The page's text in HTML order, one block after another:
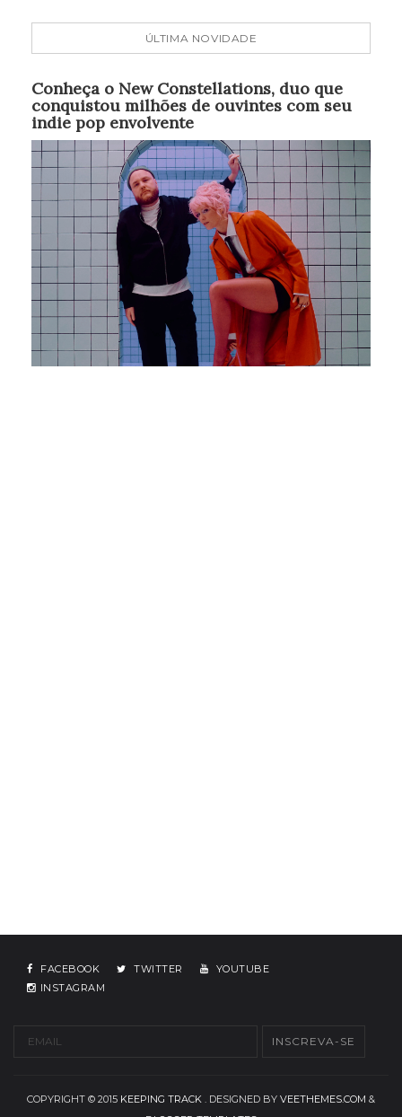
ÚLTIMA NOVIDADE
Conheça o New Constellations, duo que
conquistou milhões de ouvintes com seu
indie pop envolvente
FACEBOOK TWITTER
YOUTUBE
INSTAGRAM
COPYRIGHT © 2015 KEEPING TRACK . DESIGNED BY VEETHEMES.COM &